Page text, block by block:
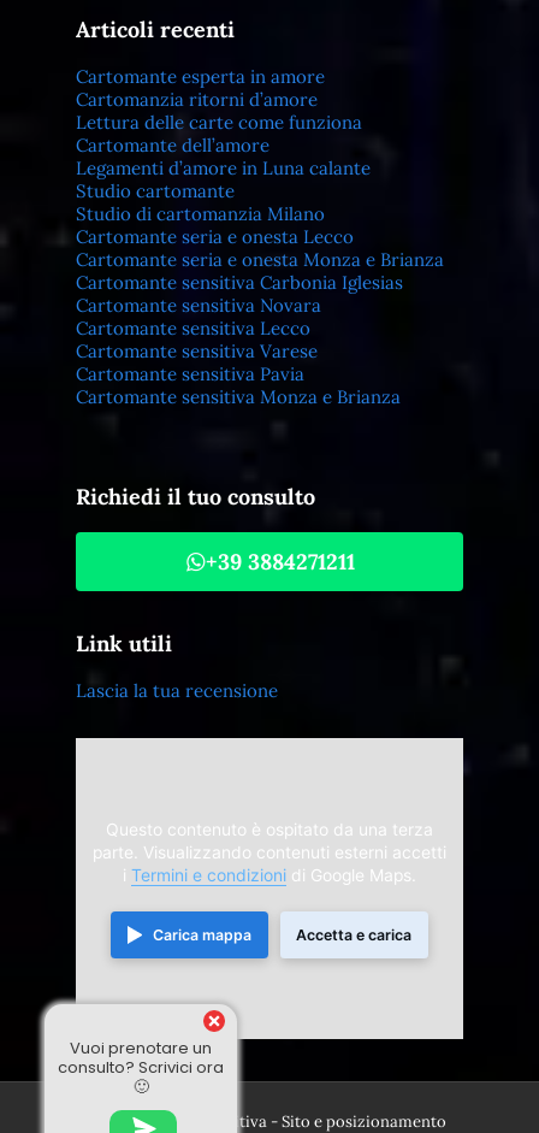
Articoli recenti
Cartomante esperta in amore
Cartomanzia ritorni d’amore
Lettura delle carte come funziona
Cartomante dell’amore
Legamenti d’amore in Luna calante
Studio cartomante
Studio di cartomanzia Milano
Cartomante seria e onesta Lecco
Cartomante seria e onesta Monza e Brianza
Cartomante sensitiva Carbonia Iglesias
Cartomante sensitiva Novara
Cartomante sensitiva Lecco
Cartomante sensitiva Varese
Cartomante sensitiva Pavia
Cartomante sensitiva Monza e Brianza
Richiedi il tuo consulto
+39 3884271211
Link utili
Lascia la tua recensione
Questo contenuto è ospitato da una terza
parte. Visualizzando contenuti esterni accetti
i Termini e condizioni di Google Maps.
Carica mappa Accetta e carica
© 2024 Divina Sensitiva - Sito e posizionamento
Vuoi prenotare un
consulto? Scrivici ora
🙂